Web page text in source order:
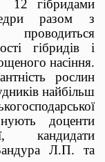
12 гібридами
разом з
проводиться
гібридів і
насіння.
рослин
найбільш
доценти
кандидати
Л.П. та